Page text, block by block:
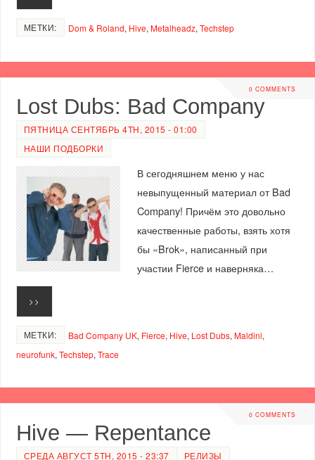
МЕТКИ: Dom & Roland, Hive,Metalheadz,Techstep
0 COMMENTS
Lost Dubs: Bad Company
ПЯТНИЦА СЕНТЯБРЬ 4TH, 2015 - 01:00
НАШИ ПОДБОРКИ
В сегодняшнем меню у нас
невыпущенный материал от Bad
Company! Причём это довольно
качественные работы, взять хотя
бы «Brok», написанный при
участии Fierce и наверняка…
>>
МЕТКИ: Bad Company UK, Fierce, Hive, Lost Dubs, Maldini,
neurofunk, Techstep, Trace
0 COMMENTS
Hive — Repentance
СРЕДА АВГУСТ 5TH, 2015 - 23:37 РЕЛИЗЫ